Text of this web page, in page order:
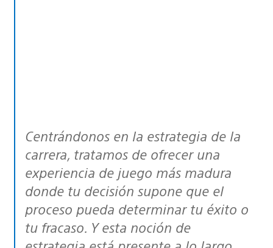
Centrándonos en la estrategia de la
carrera, tratamos de ofrecer una
experiencia de juego más madura
donde tu decisión supone que el
proceso pueda determinar tu éxito o
tu fracaso. Y esta noción de